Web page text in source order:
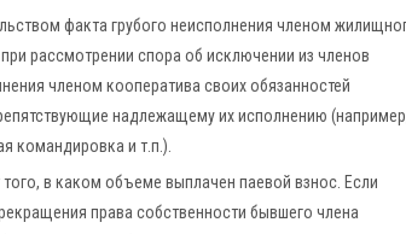
факта грубого неисполнения членом
рассмотрении спора об исключении из членов
членом кооператива своих обязанностей
надлежащему их исполнению
командировка и т.п.).
в каком объеме выплачен паевой взнос. Если
права собственности бывшего члена